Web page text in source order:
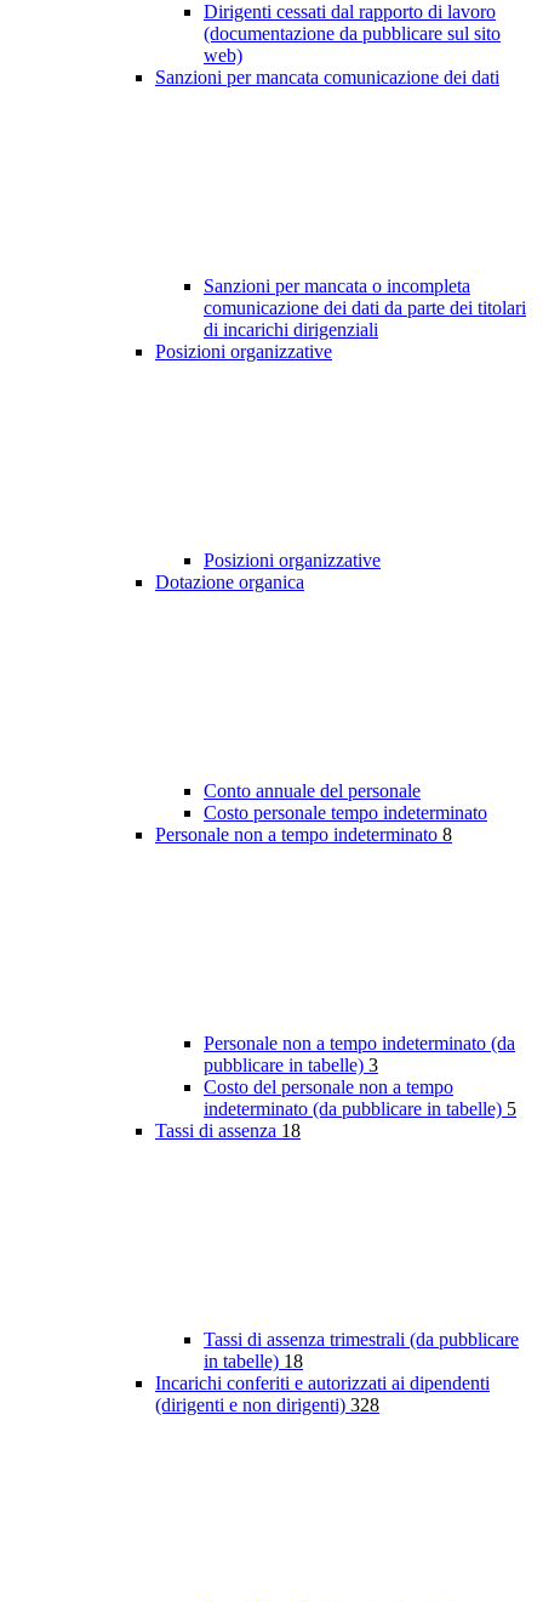
Dirigenti cessati dal rapporto di lavoro
(documentazione da pubblicare sul sito
web)
Sanzioni per mancata comunicazione dei dati
Sanzioni per mancata o incompleta
comunicazione dei dati da parte dei titolari
di incarichi dirigenziali
Posizioni organizzative
Posizioni organizzative
Dotazione organica
Conto annuale del personale
Costo personale tempo indeterminato
Personale non a tempo indeterminato 8
Personale non a tempo indeterminato (da
pubblicare in tabelle) 3
Costo del personale non a tempo
indeterminato (da pubblicare in tabelle) 5
Tassi di assenza 18
Tassi di assenza trimestrali (da pubblicare
in tabelle) 18
Incarichi conferiti e autorizzati ai dipendenti
(dirigenti e non dirigenti) 328